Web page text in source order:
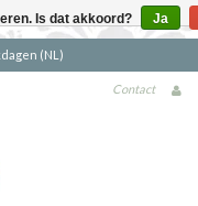
boven €90 (NL)
Contact
Is dat akkoord? Ja